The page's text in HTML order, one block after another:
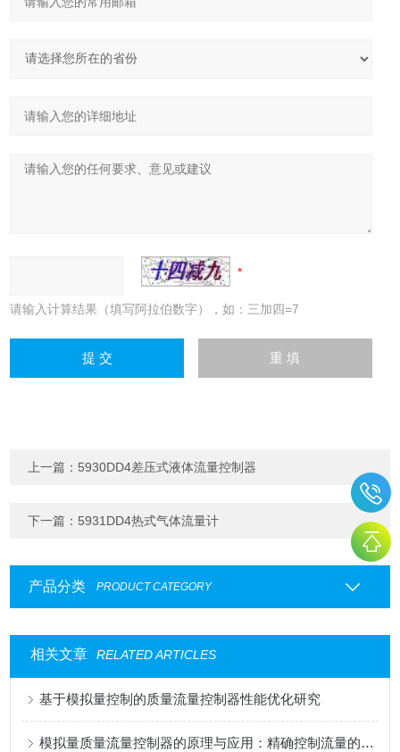
请输入计算结果（填写阿拉伯数字），如：三加四=7
上一篇： 5930DD4差压式液体流量控制器
下一篇： 5931DD4热式气体流量计
产品分类 PRODUCT CATEGORY
相关文章 RELATED ARTICLES
基于模拟量控制的质量流量控制器性能优化研究
模拟量质量流量控制器的原理与应用：精确控制流量的关键技术